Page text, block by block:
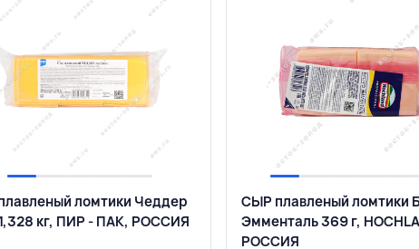
ломтики Чеддер
кг, ПИР - ПАК, РОССИЯ
СЫР плавленый ломтики
Эмменталь 369 г,
РОССИЯ